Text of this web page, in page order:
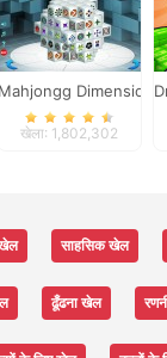
Mahjongg Dimensions
खेला: 1,802,302
साहसिक खेल
ढूँढना खेल